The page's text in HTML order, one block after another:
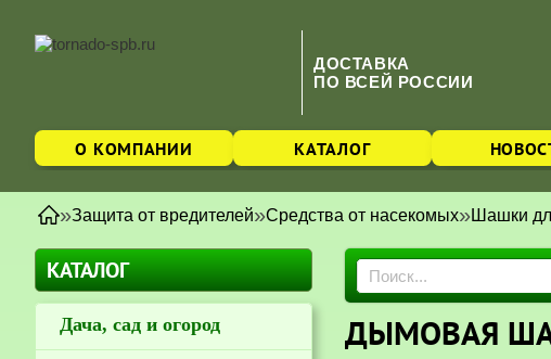
ДОСТАВКА
ПО ВСЕЙ РОССИИ
О КОМПАНИИ КАТАЛОГ
»Защита от вредителей»Средства от насекомых»Шашки
КАТАЛОГ
Дача, сад и огород ДЫМОВАЯ